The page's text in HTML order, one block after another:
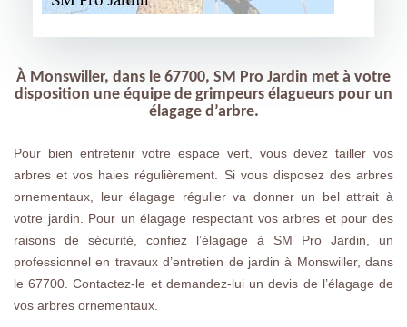
À Monswiller, dans le 67700, SM Pro Jardin met à votre
disposition une équipe de grimpeurs élagueurs pour un
élagage d’arbre.
Pour bien entretenir votre espace vert, vous devez tailler vos
arbres et vos haies régulièrement. Si vous disposez des arbres
ornementaux, leur élagage régulier va donner un bel attrait à
votre jardin. Pour un élagage respectant vos arbres et pour des
raisons de sécurité, confiez l’élagage à SM Pro Jardin, un
professionnel en travaux d’entretien de jardin à Monswiller, dans
le 67700. Contactez-le et demandez-lui un devis de l’élagage de
vos arbres ornementaux.